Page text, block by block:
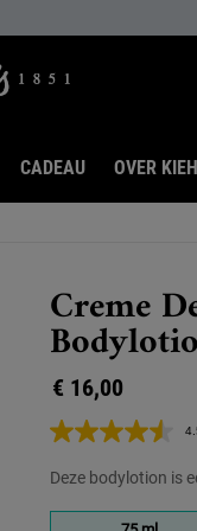
CADEAU OVER
Creme
€ 16,00
Deze bodylotion is